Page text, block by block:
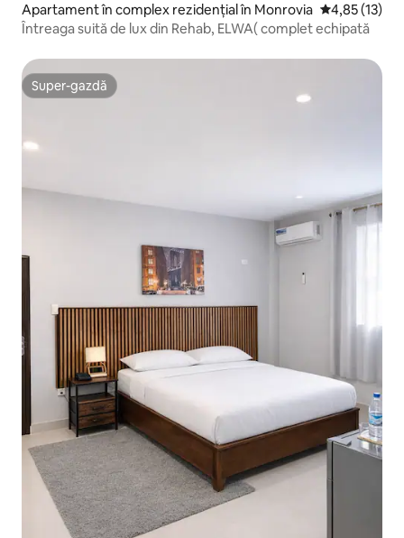
Apartament în complex rezidențial în Monrovia Scor mediu
4,85 (13)
Întreaga suită de lux din Rehab, ELWA( complet echipată
Super-gazdă
Super-gazdă